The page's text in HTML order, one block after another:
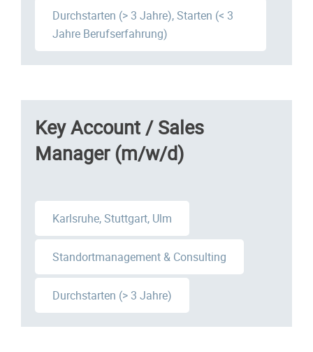
Durchstarten (> 3 Jahre), Starten (< 3
Jahre Berufserfahrung)
Key Account / Sales
Manager (m/w/d)
Karlsruhe, Stuttgart, Ulm
Standortmanagement & Consulting
Durchstarten (> 3 Jahre)